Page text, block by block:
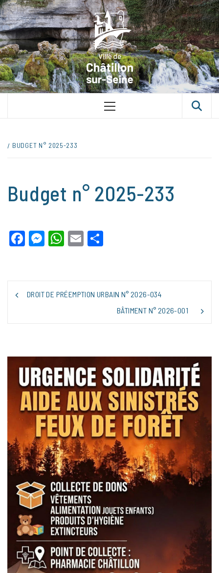
Skip
to
content
VILLE
SUR-SEINE
UNE VILLE DANS UN PARC
Primary
BUDGET N° 2025-233
Budget n° 2025-233
Facebook
Messenger
WhatsApp
Email
NAVIGATION
DE
DROIT DE PRÉEMPTION URBAIN N° 2026-034
BÂTIMENT N° 2026-001